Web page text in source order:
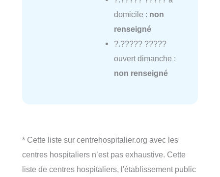
domicile : non
renseigné
?.????? ?????
ouvert dimanche :
non renseigné
* Cette liste sur centrehospitalier.org avec les
centres hospitaliers n’est pas exhaustive. Cette
liste de centres hospitaliers, l'établissement public